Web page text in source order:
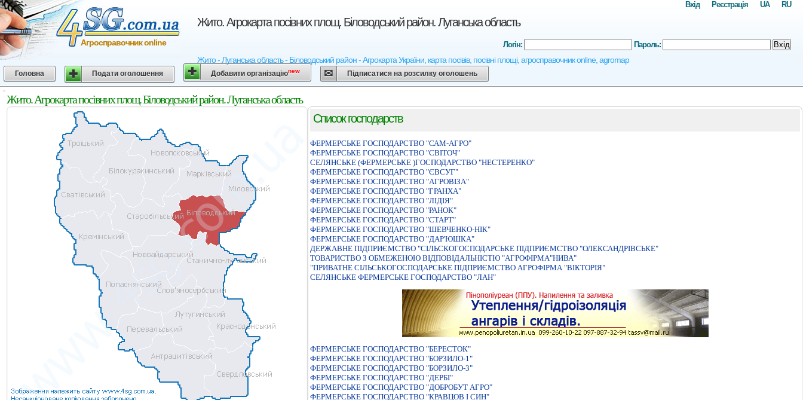
Жито. Агрокарта посівних площ. Біловодський район. Луганська область
Жито - Луганська область - Біловодський район - Агрокарта України, карта посівів, посівні площі, агросправочник online, agromap
Агросправочник online
RU
UA
Реєстрація
Вхід
Логін: Пароль: Вхід
Головна Подати оголошення Добавити організаціюnew Підписатися на розсилку оголошень
Жито. Агрокарта посівних площ. Біловодський район. Луганська область
Список господарств
ФЕРМЕРСЬКЕ ГОСПОДАРСТВО "САМ-АГРО"
ФЕРМЕРСЬКЕ ГОСПОДАРСТВО "СВIТОЧ"
СЕЛЯНСЬКЕ (ФЕРМЕРСЬКЕ )ГОСПОДАРСТВО "НЕСТЕРЕНКО"
ФЕРМЕРСЬКЕ ГОСПОДАРСТВО "ЄВСУГ"
ФЕРМЕРСЬКЕ ГОСПОДАРСТВО "АГРОВIЗА"
ФЕРМЕРСЬКЕ ГОСПОДАРСТВО "ГРАНХА"
ФЕРМЕРСЬКЕ ГОСПОДАРСТВО "ЛIДIЯ"
ФЕРМЕРСЬКЕ ГОСПОДАРСТВО "РАНОК"
ФЕРМЕРСЬКЕ ГОСПОДАРСТВО "СТАРТ"
ФЕРМЕРСЬКЕ ГОСПОДАРСТВО "ШЕВЧЕНКО-НІК"
ФЕРМЕРСЬКЕ ГОСПОДАРСТВО "ДАР'ЮШКА"
ДЕРЖАВНЕ ПIДПРИЄМСТВО "СIЛЬСКОГОСПОДАРСЬКЕ ПIДПРИЄМСТВО "ОЛЕКСАНДРIВСЬКЕ"
ТОВАРИСТВО З ОБМЕЖЕНОЮ ВIДПОВIДАЛЬНIСТЮ "АГРОФIРМА"НИВА"
"ПРИВАТНЕ СIЛЬСЬКОГОСПОДАРСЬКЕ ПIДПРИЄМСТВО АГРОФIРМА "ВIКТОРIЯ"
СЕЛЯНСЬКЕ ФЕРМЕРСЬКЕ ГОСПОДАРСТВО "ЛАН"
ФЕРМЕРСЬКЕ ГОСПОДАРСТВО "БЕРЕСТОК"
ФЕРМЕРСЬКЕ ГОСПОДАРСТВО "БОРЗИЛО-1"
ФЕРМЕРСЬКЕ ГОСПОДАРСТВО "БОРЗИЛО-3"
ФЕРМЕРСЬКЕ ГОСПОДАРСТВО "ДЕРБI"
ФЕРМЕРСЬКЕ ГОСПОДАРСТВО "ДОБРОБУТ АГРО"
ФЕРМЕРСЬКЕ ГОСПОДАРСТВО "КРАВЦОВ I СИН"